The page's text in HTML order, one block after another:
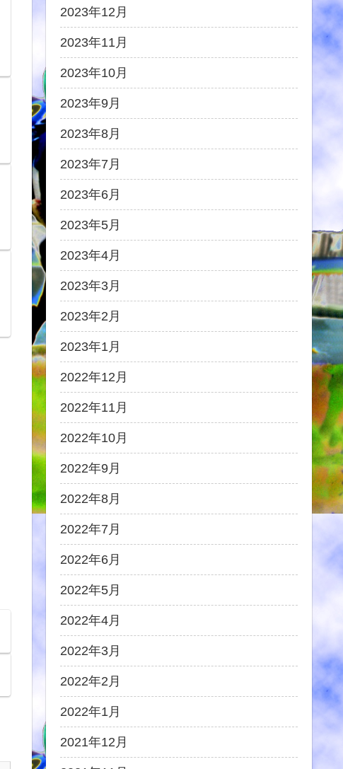
2023年12月
2023年11月
2023年10月
2023年9月
2023年8月
2023年7月
2023年6月
2023年5月
2023年4月
2023年3月
2023年2月
2023年1月
2022年12月
2022年11月
2022年10月
2022年9月
2022年8月
2022年7月
2022年6月
2022年5月
2022年4月
2022年3月
2022年2月
2022年1月
2021年12月